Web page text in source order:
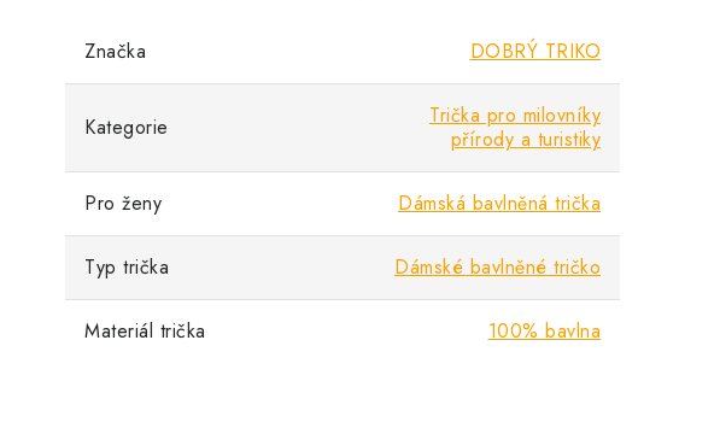
Značka DOBRÝ TRIKO
Kategorie
Trička pro milovníky
přírody a turistiky
Pro ženy Dámská bavlněná trička
Typ trička Dámské bavlněné tričko
Materiál trička 100% bavlna